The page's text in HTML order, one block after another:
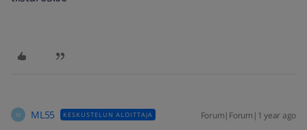
M ML55 KESKUSTELUN ALOITTAJA Forum|Forum|1 year ago